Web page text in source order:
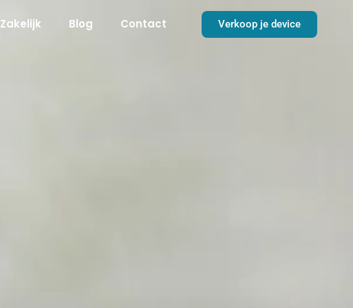
Zakelijk Blog Contact Verkoop je device